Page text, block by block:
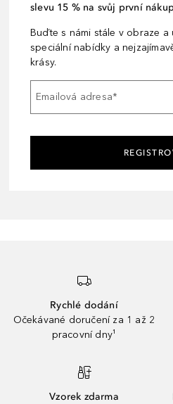
slevu 15 % na svůj první
Buďte s námi stále v obraze a
speciální nabídky a
krásy.
Emailová adresa*
Rychlé dodání
Očekávané doručení za 1 až 2
pracovní dny¹
Vzorek zdarma